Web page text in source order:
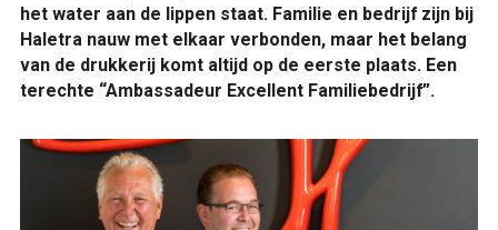
het water aan de lippen staat. Familie en bedrijf zijn bij
Haletra nauw met elkaar verbonden, maar het belang
van de drukkerij komt altijd op de eerste plaats. Een
terechte “Ambassadeur Excellent Familiebedrijf”.